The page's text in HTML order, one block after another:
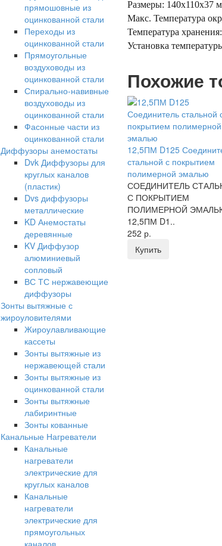
прямошовные из
оцинкованной стали
Переходы из
оцинкованной стали
Прямоугольные
воздуховоды из
оцинкованной стали
Спирально-навивные
воздуховоды из
оцинкованной стали
Фасонные части из
оцинкованной стали
Диффузоры анемостаты
Dvk Диффузоры для
круглых каналов
(пластик)
Dvs диффузоры
металлические
KD Анемостаты
деревянные
KV Диффузор
алюминиевый
сопловый
ВС ТС нержавеющие
диффузоры
Зонты вытяжные с
жироуловителями
Жироулавливающие
кассеты
Зонты вытяжные из
нержавеющей стали
Зонты вытяжные из
оцинкованной стали
Зонты вытяжные
лабиринтные
Зонты кованные
Канальные Нагреватели
Канальные
нагреватели
электрические для
круглых каналов
Канальные
нагреватели
электрические для
прямоугольных
Размеры: 140х110х37
Макс. Температура
Температура
Установка
Похожие
12,5ПМ D125
стальной с покрытием
полимерной эмалью
СОЕДИНИТЕЛЬ
С ПОКРЫТИЕМ
ПОЛИМЕРНОЙ
12,5ПМ D1..
252 р.
Купить